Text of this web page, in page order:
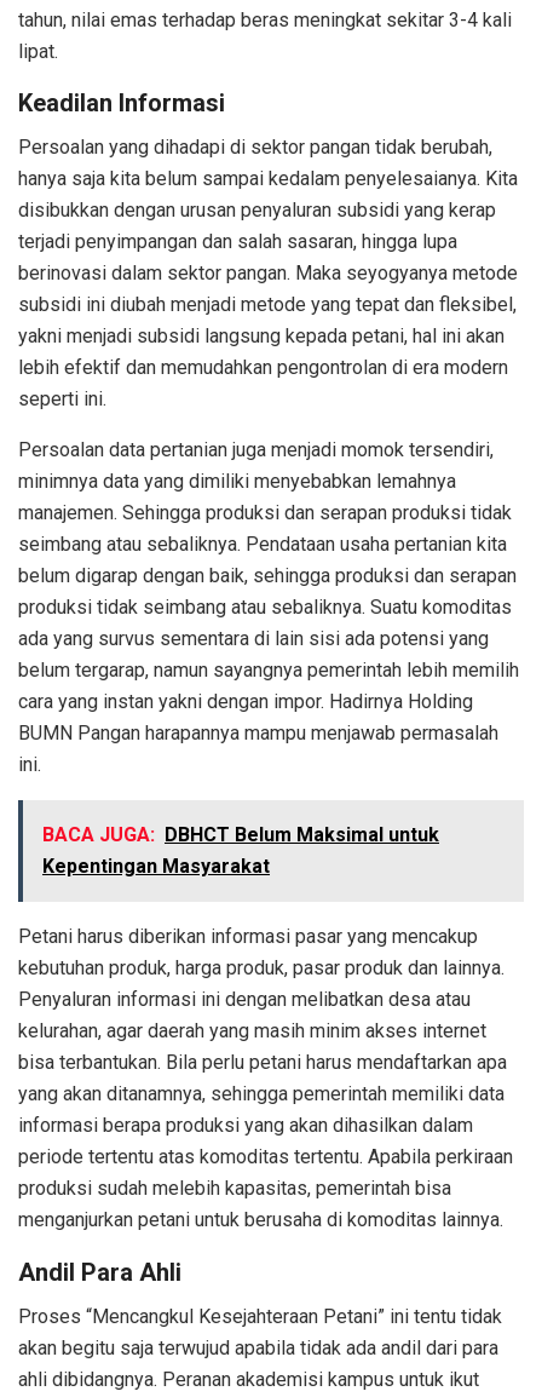
tahun, nilai emas terhadap beras meningkat sekitar 3-4 kali
lipat.
Keadilan Informasi
Persoalan yang dihadapi di sektor pangan tidak berubah,
hanya saja kita belum sampai kedalam penyelesaianya. Kita
disibukkan dengan urusan penyaluran subsidi yang kerap
terjadi penyimpangan dan salah sasaran, hingga lupa
berinovasi dalam sektor pangan. Maka seyogyanya metode
subsidi ini diubah menjadi metode yang tepat dan fleksibel,
yakni menjadi subsidi langsung kepada petani, hal ini akan
lebih efektif dan memudahkan pengontrolan di era modern
seperti ini.
Persoalan data pertanian juga menjadi momok tersendiri,
minimnya data yang dimiliki menyebabkan lemahnya
manajemen. Sehingga produksi dan serapan produksi tidak
seimbang atau sebaliknya. Pendataan usaha pertanian kita
belum digarap dengan baik, sehingga produksi dan serapan
produksi tidak seimbang atau sebaliknya. Suatu komoditas
ada yang survus sementara di lain sisi ada potensi yang
belum tergarap, namun sayangnya pemerintah lebih memilih
cara yang instan yakni dengan impor. Hadirnya Holding
BUMN Pangan harapannya mampu menjawab permasalah
ini.
BACA JUGA: DBHCT Belum Maksimal untuk
Kepentingan Masyarakat
Petani harus diberikan informasi pasar yang mencakup
kebutuhan produk, harga produk, pasar produk dan lainnya.
Penyaluran informasi ini dengan melibatkan desa atau
kelurahan, agar daerah yang masih minim akses internet
bisa terbantukan. Bila perlu petani harus mendaftarkan apa
yang akan ditanamnya, sehingga pemerintah memiliki data
informasi berapa produksi yang akan dihasilkan dalam
periode tertentu atas komoditas tertentu. Apabila perkiraan
produksi sudah melebih kapasitas, pemerintah bisa
menganjurkan petani untuk berusaha di komoditas lainnya.
Andil Para Ahli
Proses “Mencangkul Kesejahteraan Petani” ini tentu tidak
akan begitu saja terwujud apabila tidak ada andil dari para
ahli dibidangnya. Peranan akademisi kampus untuk ikut